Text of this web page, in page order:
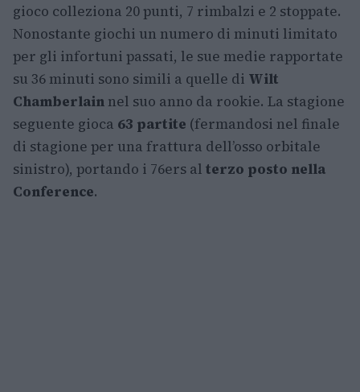
gioco colleziona 20 punti, 7 rimbalzi e 2 stoppate.
Nonostante giochi un numero di minuti limitato
per gli infortuni passati, le sue medie rapportate
su 36 minuti sono simili a quelle di Wilt
Chamberlain nel suo anno da rookie. La stagione
seguente gioca 63 partite (fermandosi nel finale
di stagione per una frattura dell’osso orbitale
sinistro), portando i 76ers al terzo posto nella
Conference.